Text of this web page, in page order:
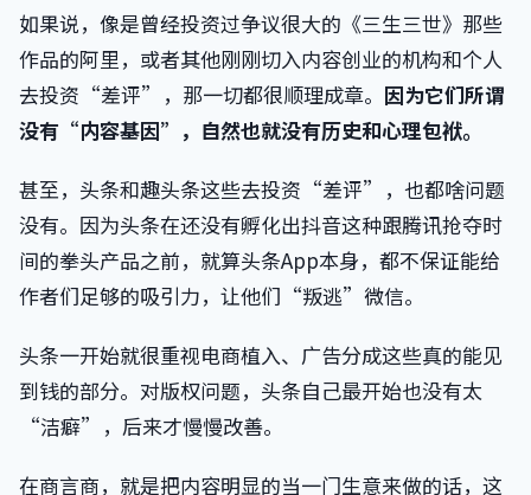
如果说，像是曾经投资过争议很大的《三生三世》那些
作品的阿里，或者其他刚刚切入内容创业的机构和个人
去投资“差评”，那一切都很顺理成章。 因为它们所谓
没有“内容基因”，自然也就没有历史和心理包袱。
甚至，头条和趣头条这些去投资“差评”，也都啥问题
没有。因为头条在还没有孵化出抖音这种跟腾讯抢夺时
间的拳头产品之前，就算头条App本身，都不保证能给
作者们足够的吸引力，让他们“叛逃”微信。
头条一开始就很重视电商植入、广告分成这些真的能见
到钱的部分。对版权问题，头条自己最开始也没有太
“洁癖”，后来才慢慢改善。
在商言商，就是把内容明显的当一门生意来做的话，这